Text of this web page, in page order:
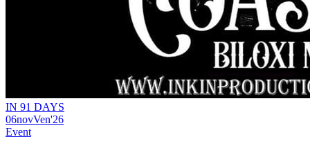
IN 91 DAYS
06novVen'26
Event